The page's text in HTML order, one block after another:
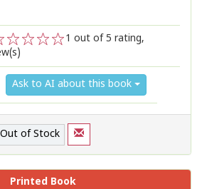
2
1 out of 5 rating,
Ask to AI about this book
Out of Stock
Printed Book